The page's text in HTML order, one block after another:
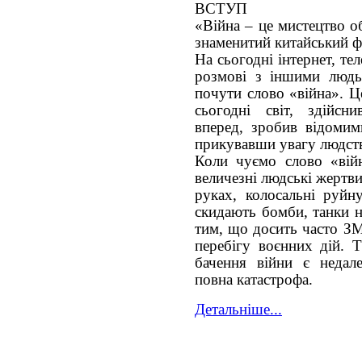
ВСТУП
«Війна – це мистецтво
знаменитий китайський
На сьогодні інтернет,
розмові з іншими
почути слово «війна».
сьогодні світ,
вперед, зробив
прикувавши увагу
Коли чуємо слово
величезні людські
руках, колосальні
скидають бомби, танки
тим, що досить часто
перебігу воєнних дій.
бачення війни є
повна катастрофа.
Детальніше...